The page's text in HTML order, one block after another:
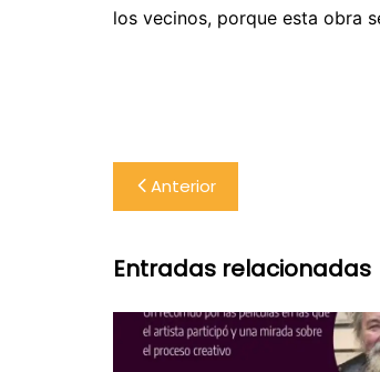
los vecinos, porque esta obra
Navegación
de
entradas
Anterior
Entradas relacionadas